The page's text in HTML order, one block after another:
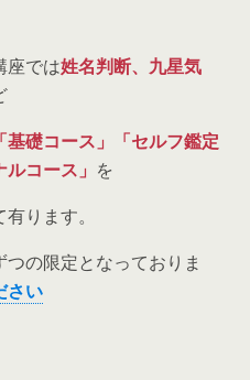
座では姓名判断、九星気
「基礎コース」「セルフ鑑定
コース」 を
ります。
の限定となっておりま
さい